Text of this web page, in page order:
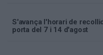
S'avança l'horari de
porta del 7 i 14 d'agost